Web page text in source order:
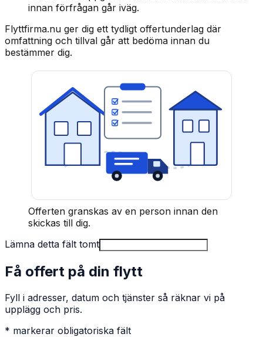
innan förfrågan går iväg.
Flyttfirma.nu ger dig ett tydligt offertunderlag där
omfattning och tillval går att bedöma innan du
bestämmer dig.
Offerten granskas av en person innan den
skickas till dig.
Lämna detta fält tomt
Få offert på din flytt
Fyll i adresser, datum och tjänster så räknar vi på
upplägg och pris.
* markerar obligatoriska fält